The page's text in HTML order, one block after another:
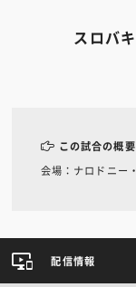
スロバ
この試合の概要
会場：ナロドニー
配信情報